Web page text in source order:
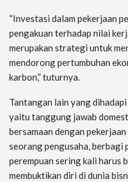
“Investasi dalam pekerjaan
pengakuan terhadap nilai
merupakan strategi untuk
mendorong pertumbuhan
karbon,” tuturnya.
Tantangan lain yang
yaitu tanggung jawab
bersamaan dengan
seorang pengusaha, berbagi
perempuan sering kali harus
membuktikan diri di dunia